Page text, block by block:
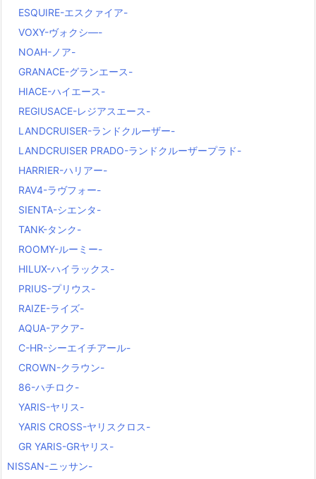
ESQUIRE-エスクァイア-
VOXY-ヴォクシ―-
NOAH-ノア-
GRANACE-グランエース-
HIACE-ハイエース-
REGIUSACE-レジアスエース-
LANDCRUISER-ランドクルーザー-
LANDCRUISER PRADO-ランドクルーザープラド-
HARRIER-ハリアー-
RAV4-ラヴフォー-
SIENTA-シエンタ-
TANK-タンク-
ROOMY-ルーミー-
HILUX-ハイラックス-
PRIUS-プリウス-
RAIZE-ライズ-
AQUA-アクア-
C-HR-シーエイチアール-
CROWN-クラウン-
86-ハチロク-
YARIS-ヤリス-
YARIS CROSS-ヤリスクロス-
GR YARIS-GRヤリス-
NISSAN-ニッサン-